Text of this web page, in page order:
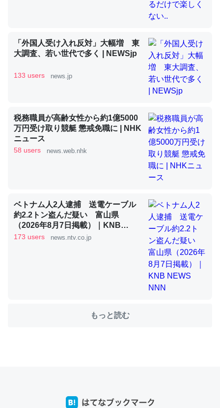
コオロギのカルシウム分はエビの600分の1程度。
─ニュース :: 【研究発表】昆虫学の大問題＝「昆虫はなぜ海にいな
論文では「淡水はカルシウムも酸素も不足してて両方に不
いる鋏角類（カブトガニ・ウミグモ）はカルシウムを使わ
ずキチンを強化してる筈だが、酵素が違うのか？
─ニュース :: 【研究発表】昆虫学の大問題＝「昆虫はなぜ海にいな
いのか」に関する新仮説
これを元に考えるとカルシウムを大量に使う脊椎動物と貝
類は苦労してるんだな…。腹足類だと殻を無くしてナメク
ジになったり努力してるし。
─ニュース :: 【研究発表】昆虫学の大問題＝「昆虫はなぜ海にいな
ウチもEchoを実家に置いて４年。でたまに覗いてる。ぼ
「外国人受け入れ反対」大幅増 東
大調査、若い世代で多く | NEWSjp
133 users news.jp
税務職員が高齢女性から約1億5000
万円受け取り競艇 懲戒免職に | NHK
ニュース
58 users news.web.nhk
ベトナム人2人逮捕 送電ケーブル
約2.2トン盗んだ疑い 富山県
（2026年8月7日掲載）｜KNB
NEWS NNN
173 users news.ntv.co.jp
もっと読む